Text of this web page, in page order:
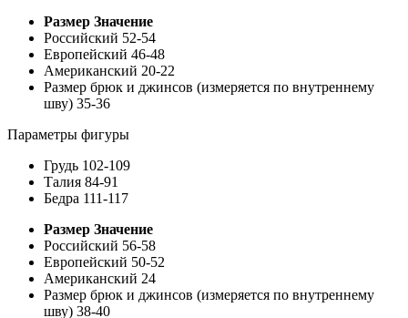
Размер Значение
Российский 52-54
Европейский 46-48
Американский 20-22
Размер брюк и джинсов (измеряется по внутреннему
шву) 35-36
Параметры фигуры
Грудь 102-109
Талия 84-91
Бедра 111-117
Размер Значение
Российский 56-58
Европейский 50-52
Американский 24
Размер брюк и джинсов (измеряется по внутреннему
шву) 38-40